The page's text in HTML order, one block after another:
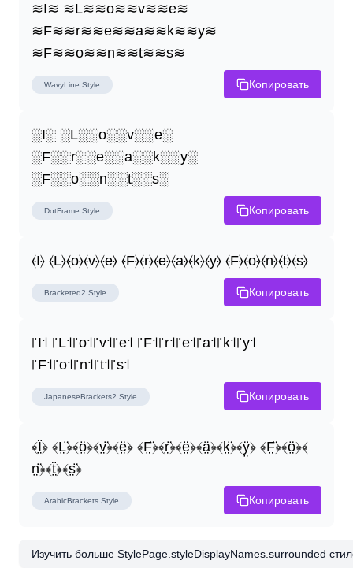
≋I≋ ≋L≋≋o≋≋v≋≋e≋
≋F≋≋r≋≋e≋≋a≋≋k≋≋y≋
≋F≋≋o≋≋n≋≋t≋≋s≋
WavyLine Style Копировать
░I░ ░L░░o░░v░░e░
░F░░r░░e░░a░░k░░y░
░F░░o░░n░░t░░s░
DotFrame Style Копировать
⦑I⦒ ⦑L⦒⦑o⦒⦑v⦒⦑e⦒ ⦑F⦒⦑r⦒⦑e⦒⦑a⦒⦑k⦒⦑y⦒ ⦑F⦒⦑o⦒⦑n⦒⦑t⦒⦑s⦒
Bracketed2 Style Копировать
꜍I꜉ ꜍L꜉꜍o꜉꜍v꜉꜍e꜉ ꜍F꜉꜍r꜉꜍e꜉꜍a꜉꜍k꜉꜍y꜉
꜍F꜉꜍o꜉꜍n꜉꜍t꜉꜍s꜉
JapaneseBrackets2 Style Копировать
﴾Ï̤﴿ ﴾L̤̈﴿﴾ö̤﴿﴾v̤̈﴿﴾ë̤﴿ ﴾F̤̈﴿﴾r̤̈﴿﴾ë̤﴿﴾ä̤﴿﴾k̤̈﴿﴾ÿ̤﴿ ﴾F̤̈﴿﴾ö̤﴿﴾
n̤̈﴿﴾ẗ̤﴿﴾s̤̈﴿
ArabicBrackets Style Копировать
Изучить больше StylePage.styleDisplayNames.surrounded